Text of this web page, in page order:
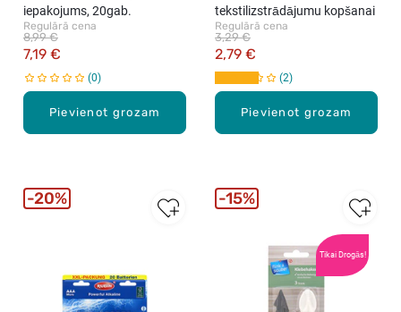
Pievienot grozam
iepakojums, 20gab.
Regulārā cena
7,19 €
8,99 €
0
Pievienot grozam
tekstilizstrādājumu kopšanai
Regulārā cena
2,79 €
3,29 €
2
20%
Tikai Drogās!
15%